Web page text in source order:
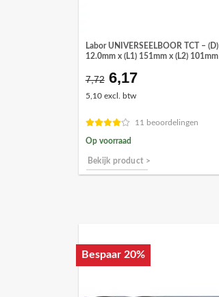
Labor UNIVERSEELBOOR TCT – (D)
12.0mm x (L1) 151mm x (L2) 101mm
7,72 Oorspronkelijke
prijs
€7,72.
6,17Huidige
€6,17.
5,10 excl. btw
11 beoordelingen
Op voorraad
Bekijk product >
Bespaar 20%